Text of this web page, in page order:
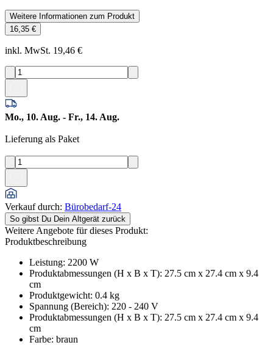
Weitere Informationen zum Produkt
16,35 €
inkl. MwSt. 19,46 €
Mo., 10. Aug. - Fr., 14. Aug.
Lieferung als Paket
Verkauf durch: Bürobedarf-24
So gibst Du Dein Altgerät zurück
Weitere Angebote für dieses Produkt:
Produktbeschreibung
Leistung: 2200 W
Produktabmessungen (H x B x T): 27.5 cm x 27.4 cm x 9.4
cm
Produktgewicht: 0.4 kg
Spannung (Bereich): 220 - 240 V
Produktabmessungen (H x B x T): 27.5 cm x 27.4 cm x 9.4
cm
Farbe: braun